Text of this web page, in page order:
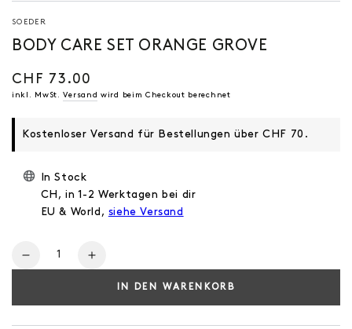
SOEDER
BODY CARE SET ORANGE GROVE
Regulärer
Preis
CHF 73.00
inkl. MwSt.Versand wird beim Checkout berechnet
Kostenloser Versand für Bestellungen über CHF 70.
In Stock
CH, in 1-2 Werktagen bei dir
EU & World, siehe Versand
Verringere Erhöhe
MengeIN DEN WARENKORB